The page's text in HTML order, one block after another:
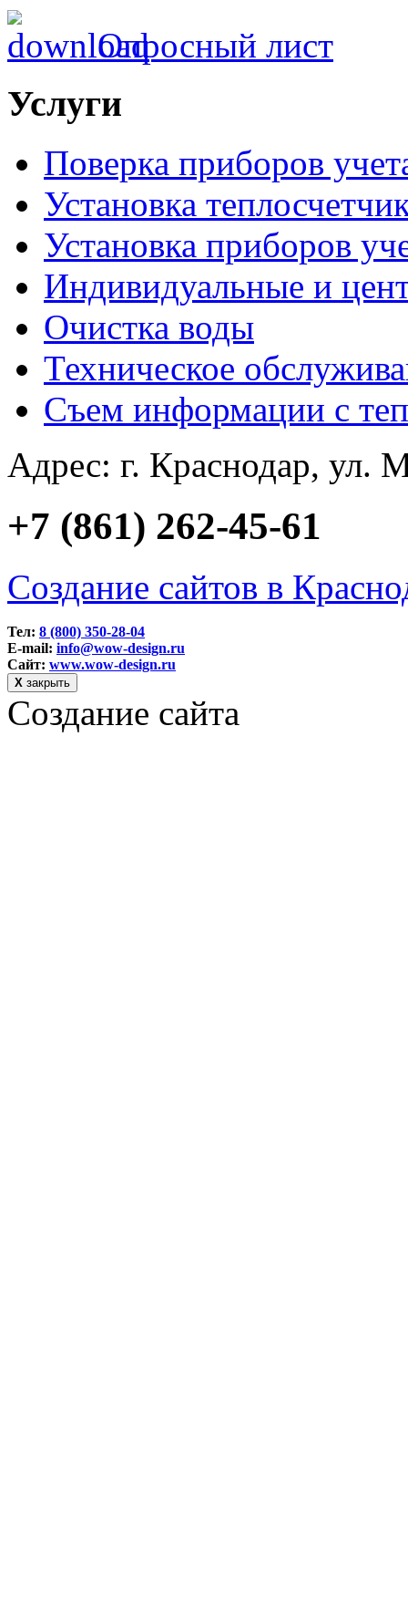
Опросный лист
Услуги
Поверка приборов
Установка
Установка приборов
Индивидуальные и
Очистка воды
Техническое
Съем информации с
Адрес: г. Краснодар, ул.
+7 (861) 262-45-61
Создание сайтов в
Тел: 8 (800) 350-28-04
E-mail: info@wow-design.ru
Сайт: www.wow-design.ru
Х закрыть
Создание сайта